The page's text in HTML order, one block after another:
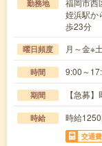
勤務地
福岡市西
姪浜駅か
歩23分
曜日頻度 月～金※
時間 9:00～
期間 【急募
時給 時給
交通費